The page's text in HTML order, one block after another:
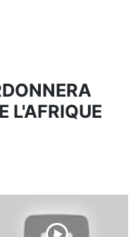
L'AFRIQUE